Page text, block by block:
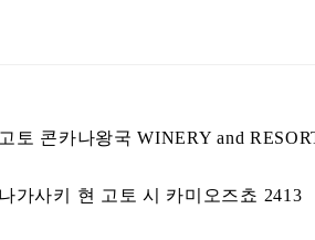
고토 콘카나왕국 WINERY and
나가사키 현 고토 시 카미오즈쵸 2413